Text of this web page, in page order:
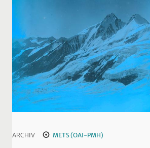
ARCHIV METS (OAI-PMH)